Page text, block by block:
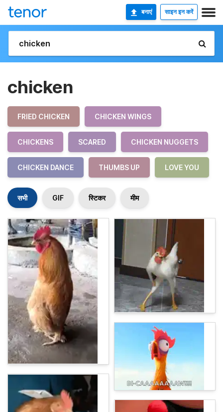
बनाएं साइन इन करें
chicken
FRIED CHICKEN CHICKEN WINGS
CHICKENS SCARED CHICKEN NUGGETS
CHICKEN DANCE THUMBS UP LOVE YOU
सभी GIF स्टिकर मीम